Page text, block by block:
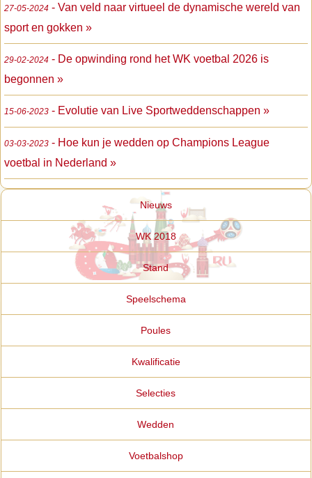
27-05-2024 - Van veld naar virtueel de dynamische wereld van
sport en gokken »
29-02-2024 - De opwinding rond het WK voetbal 2026 is
begonnen »
15-06-2023 - Evolutie van Live Sportweddenschappen »
03-03-2023 - Hoe kun je wedden op Champions League
voetbal in Nederland »
Nieuws
WK 2018
Stand
Speelschema
Poules
Kwalificatie
Selecties
Wedden
Voetbalshop